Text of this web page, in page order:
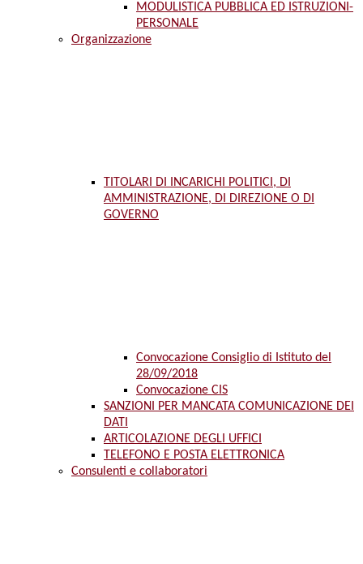
MODULISTICA PUBBLICA ED ISTRUZIONI-
PERSONALE
Organizzazione
TITOLARI DI INCARICHI POLITICI, DI
AMMINISTRAZIONE, DI DIREZIONE O DI
GOVERNO
Convocazione Consiglio di Istituto del
28/09/2018
Convocazione CIS
SANZIONI PER MANCATA COMUNICAZIONE DEI
DATI
ARTICOLAZIONE DEGLI UFFICI
TELEFONO E POSTA ELETTRONICA
Consulenti e collaboratori